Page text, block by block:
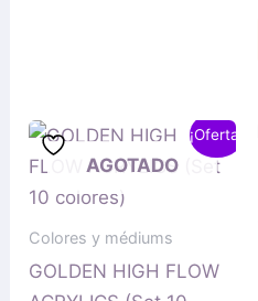
¡Oferta!
AGOTADO
Colores y médiums
GOLDEN HIGH FLOW
El
original
era:
75,00 €.
El
precio
actual